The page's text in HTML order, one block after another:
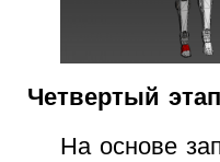
Четвертый
На основе